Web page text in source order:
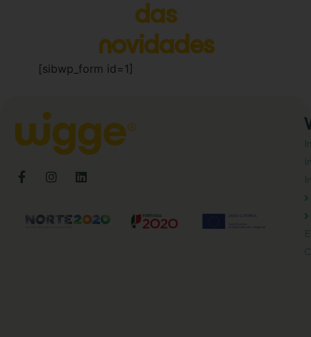
das
novidades
[sibwp_form id=1]